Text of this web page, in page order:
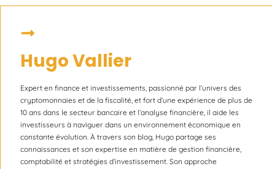
Hugo Vallier
Expert en finance et investissements, passionné par l’univers des
cryptomonnaies et de la fiscalité, et fort d’une expérience de plus de
10 ans dans le secteur bancaire et l’analyse financière, il aide les
investisseurs à naviguer dans un environnement économique en
constante évolution. À travers son blog, Hugo partage ses
connaissances et son expertise en matière de gestion financière,
comptabilité et stratégies d’investissement. Son approche